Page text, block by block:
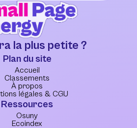
la plus petite ?
Plan du site
Accueil
Classements
À propos
légales & CGU
Ressources
Osuny
Ecoindex